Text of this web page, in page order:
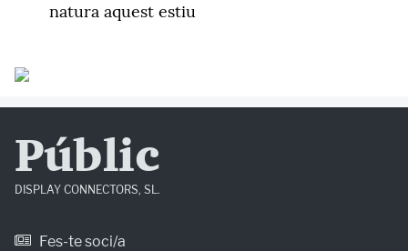
natura aquest estiu
Públic
DISPLAY CONNECTORS, SL.
Fes-te soci/a